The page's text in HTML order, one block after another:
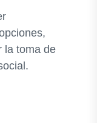
la toma de